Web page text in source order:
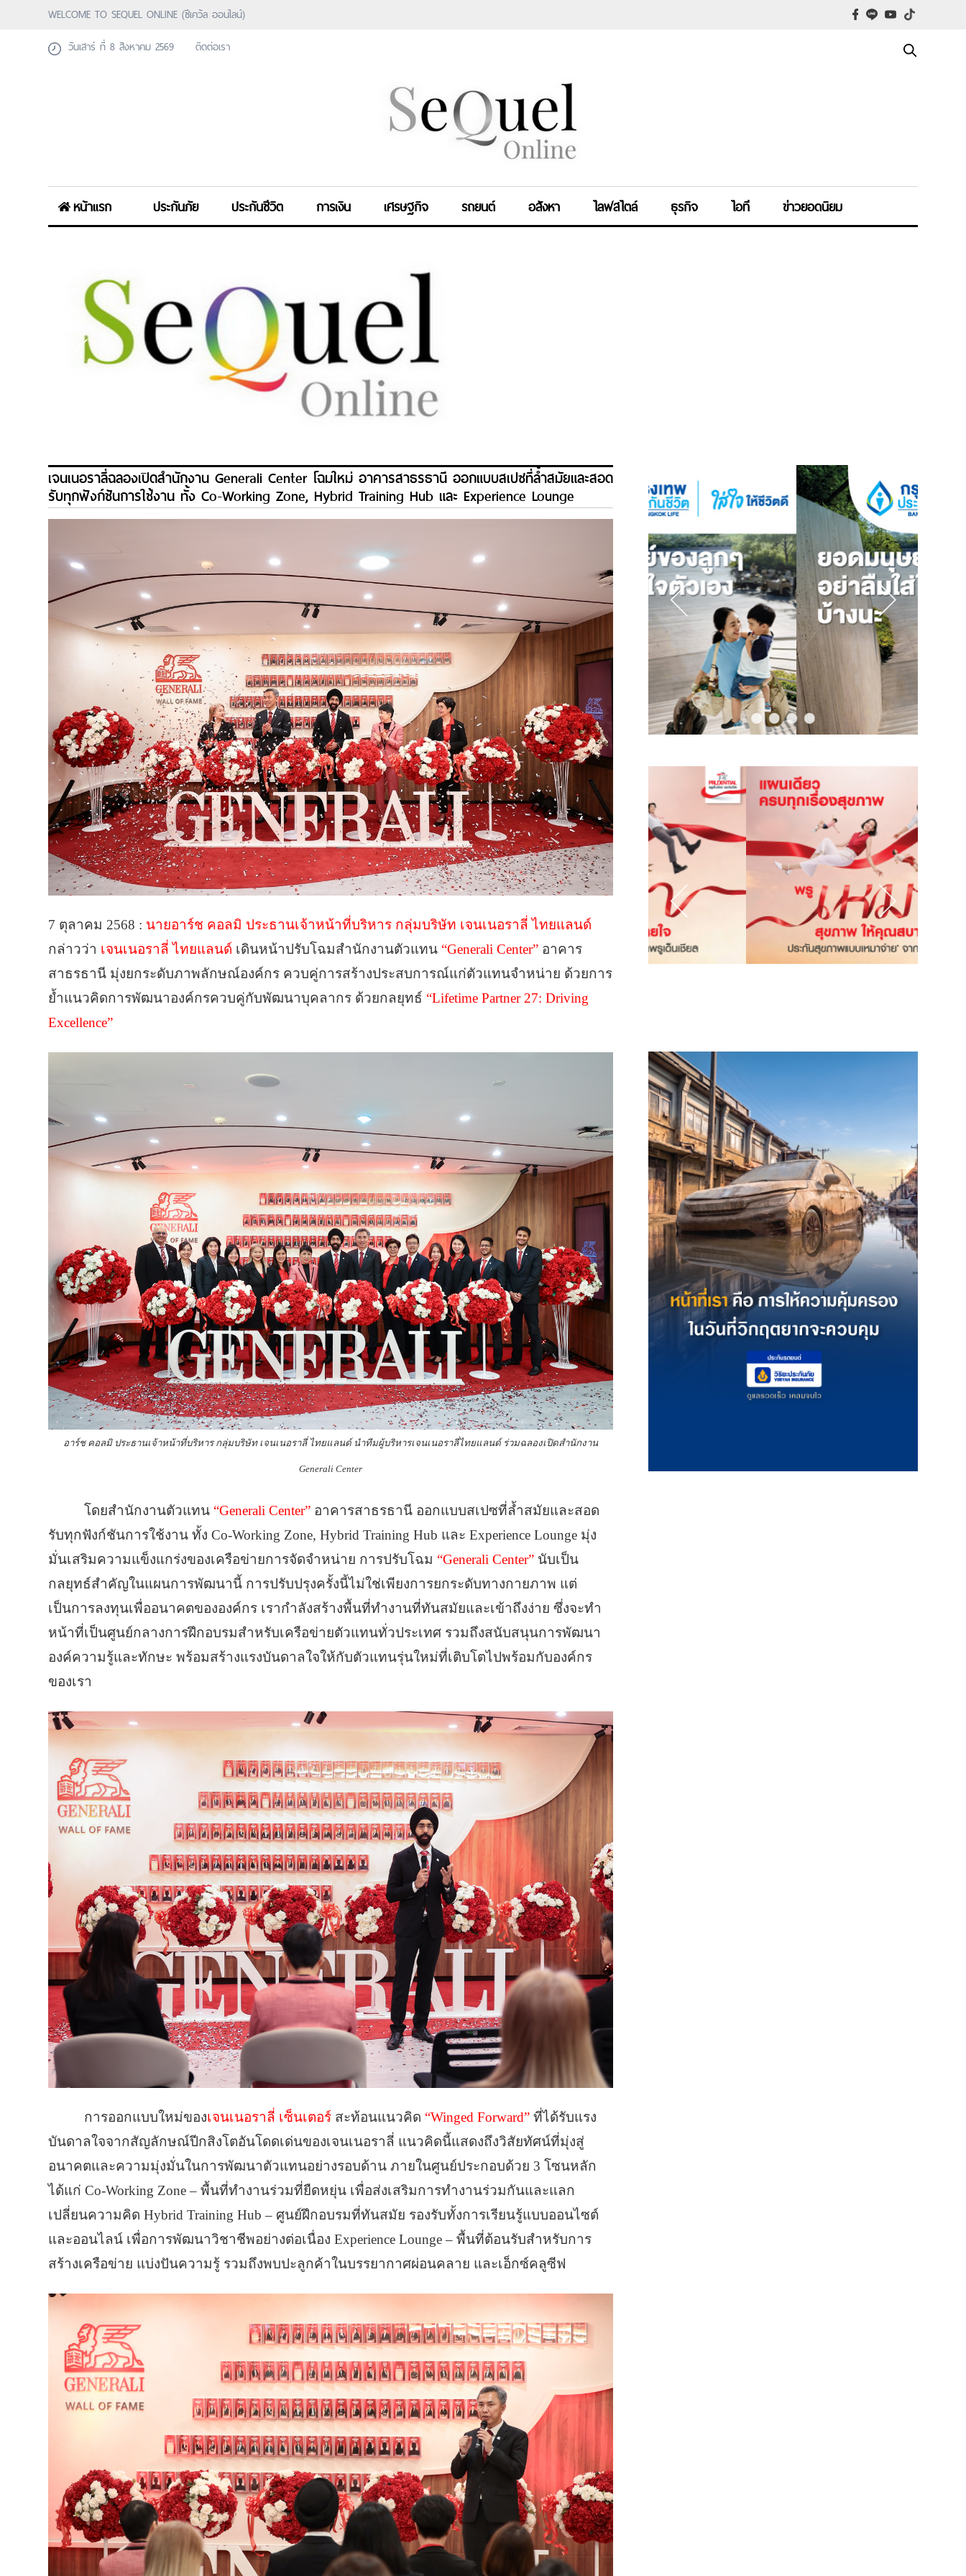
WELCOME TO SEQUEL ONLINE (ซีเคว้ล ออนไลน์)
วันเสาร์ ที่ 8 สิงหาคม 2569
ติดต่อเรา
หน้าแรก ประกันภัย ประกันชีวิต การเงิน เศรษฐกิจ รถยนต์ อสังหา ไลฟสไตล์ ธุรกิจ ไอที ข่าวยอดนิยม
เจนเนอราลี่ฉลองเปิดสำนักงาน Generali Center โฉมใหม่ อาคารสาธรธานี ออกแบบสเปซที่ล้ำสมัยและสอด
รับทุกฟังก์ชันการใช้งาน ทั้ง Co-Working Zone, Hybrid Training Hub และ Experience Lounge
7 ตุลาคม 2568 : นายอาร์ช คอลมิ ประธานเจ้าหน้าที่บริหาร กลุ่มบริษัท เจนเนอราลี่ ไทยแลนด์
กล่าวว่า เจนเนอราลี่ ไทยแลนด์ เดินหน้าปรับโฉมสำนักงานตัวแทน “Generali Center” อาคาร
สาธรธานี มุ่งยกระดับภาพลักษณ์องค์กร ควบคู่การสร้างประสบการณ์แก่ตัวแทนจำหน่าย ด้วยการ
ย้ำแนวคิดการพัฒนาองค์กรควบคู่กับพัฒนาบุคลากร ด้วยกลยุทธ์ “Lifetime Partner 27: Driving
Excellence”
อาร์ช คอลมิ ประธานเจ้าหน้าที่บริหาร กลุ่มบริษัท เจนเนอราลี่ ไทยแลนด์ นำทีมผู้บริหารเจนเนอราลี่ไทยแลนด์ ร่วมฉลองเปิดสำนักงาน
Generali Center
โดยสำนักงานตัวแทน “Generali Center” อาคารสาธรธานี ออกแบบสเปซที่ล้ำสมัยและสอด
รับทุกฟังก์ชันการใช้งาน ทั้ง Co-Working Zone, Hybrid Training Hub และ Experience Lounge มุ่ง
มั่นเสริมความแข็งแกร่งของเครือข่ายการจัดจำหน่าย การปรับโฉม “Generali Center” นับเป็น
กลยุทธ์สำคัญในแผนการพัฒนานี้ การปรับปรุงครั้งนี้ไม่ใช่เพียงการยกระดับทางกายภาพ แต่
เป็นการลงทุนเพื่ออนาคตขององค์กร เรากำลังสร้างพื้นที่ทำงานที่ทันสมัยและเข้าถึงง่าย ซึ่งจะทำ
หน้าที่เป็นศูนย์กลางการฝึกอบรมสำหรับเครือข่ายตัวแทนทั่วประเทศ รวมถึงสนับสนุนการพัฒนา
องค์ความรู้และทักษะ พร้อมสร้างแรงบันดาลใจให้กับตัวแทนรุ่นใหม่ที่เติบโตไปพร้อมกับองค์กร
ของเรา
การออกแบบใหม่ของเจนเนอราลี่ เซ็นเตอร์ สะท้อนแนวคิด “Winged Forward” ที่ได้รับแรง
บันดาลใจจากสัญลักษณ์ปีกสิงโตอันโดดเด่นของเจนเนอราลี่ แนวคิดนี้แสดงถึงวิสัยทัศน์ที่มุ่งสู่
อนาคตและความมุ่งมั่นในการพัฒนาตัวแทนอย่างรอบด้าน ภายในศูนย์ประกอบด้วย 3 โซนหลัก
ได้แก่ Co-Working Zone – พื้นที่ทำงานร่วมที่ยืดหยุ่น เพื่อส่งเสริมการทำงานร่วมกันและแลก
เปลี่ยนความคิด Hybrid Training Hub – ศูนย์ฝึกอบรมที่ทันสมัย รองรับทั้งการเรียนรู้แบบออนไซต์
และออนไลน์ เพื่อการพัฒนาวิชาชีพอย่างต่อเนื่อง Experience Lounge – พื้นที่ต้อนรับสำหรับการ
สร้างเครือข่าย แบ่งปันความรู้ รวมถึงพบปะลูกค้าในบรรยากาศผ่อนคลาย และเอ็กซ์คลูซีฟ